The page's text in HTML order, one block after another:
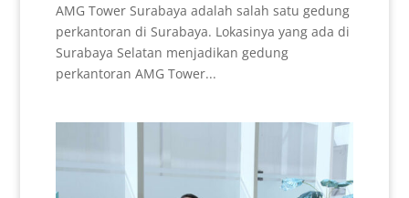
AMG Tower Surabaya adalah salah satu gedung
perkantoran di Surabaya. Lokasinya yang ada di
Surabaya Selatan menjadikan gedung
perkantoran AMG Tower...